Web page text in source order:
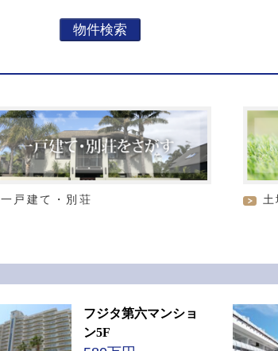
一戸建て・別荘
フジタ第六マンショ
ン5F